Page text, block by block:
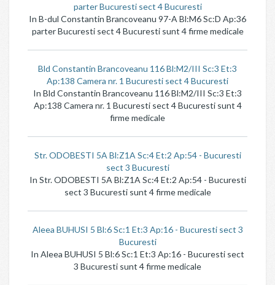
parter Bucuresti sect 4 Bucuresti
In B-dul Constantin Brancoveanu 97-A Bl:M6 Sc:D Ap:36
parter Bucuresti sect 4 Bucuresti sunt 4 firme medicale
Bld Constantin Brancoveanu 116 Bl:M2/III Sc:3 Et:3
Ap:138 Camera nr. 1 Bucuresti sect 4 Bucuresti
In Bld Constantin Brancoveanu 116 Bl:M2/III Sc:3 Et:3
Ap:138 Camera nr. 1 Bucuresti sect 4 Bucuresti sunt 4
firme medicale
Str. ODOBESTI 5A Bl:Z1A Sc:4 Et:2 Ap:54 - Bucuresti
sect 3 Bucuresti
In Str. ODOBESTI 5A Bl:Z1A Sc:4 Et:2 Ap:54 - Bucuresti
sect 3 Bucuresti sunt 4 firme medicale
Aleea BUHUSI 5 Bl:6 Sc:1 Et:3 Ap:16 - Bucuresti sect 3
Bucuresti
In Aleea BUHUSI 5 Bl:6 Sc:1 Et:3 Ap:16 - Bucuresti sect
3 Bucuresti sunt 4 firme medicale